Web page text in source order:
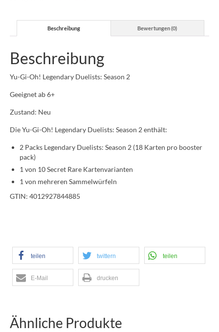
Beschreibung Bewertungen (0)
Beschreibung
Yu-Gi-Oh! Legendary Duelists: Season 2
Geeignet ab 6+
Zustand: Neu
Die Yu-Gi-Oh! Legendary Duelists: Season 2 enthält:
2 Packs Legendary Duelists: Season 2 (18 Karten pro booster
pack)
1 von 10 Secret Rare Kartenvarianten
1 von mehreren Sammelwürfeln
GTIN: 4012927844885
teilen twittern teilen
E-Mail drucken
Ähnliche Produkte